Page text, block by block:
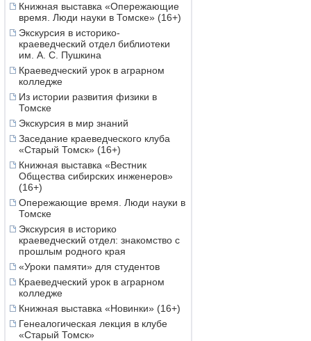
Книжная выставка «Опережающие
время. Люди науки в Томске» (16+)
Экскурсия в историко-
краеведческий отдел библиотеки
им. А. С. Пушкина
Краеведческий урок в аграрном
колледже
Из истории развития физики в
Томске
Экскурсия в мир знаний
Заседание краеведческого клуба
«Старый Томск» (16+)
Книжная выставка «Вестник
Общества сибирских инженеров»
(16+)
Опережающие время. Люди науки в
Томске
Экскурсия в историко
краеведческий отдел: знакомство с
прошлым родного края
«Уроки памяти» для студентов
Краеведческий урок в аграрном
колледже
Книжная выставка «Новинки» (16+)
Генеалогическая лекция в клубе
«Старый Томск»